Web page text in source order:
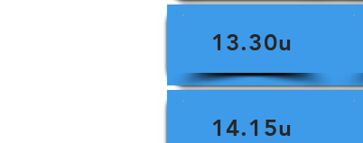
13.30u
14.15u